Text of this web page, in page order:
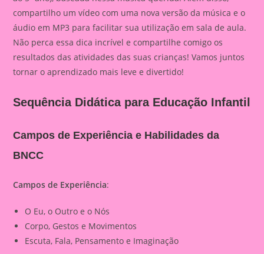
compartilho um vídeo com uma nova versão da música e o
áudio em MP3 para facilitar sua utilização em sala de aula.
Não perca essa dica incrível e compartilhe comigo os
resultados das atividades das suas crianças! Vamos juntos
tornar o aprendizado mais leve e divertido!
Sequência Didática para Educação Infantil
Campos de Experiência e Habilidades da
BNCC
Campos de Experiência:
O Eu, o Outro e o Nós
Corpo, Gestos e Movimentos
Escuta, Fala, Pensamento e Imaginação